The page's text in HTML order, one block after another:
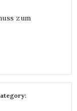
zum